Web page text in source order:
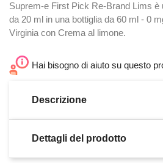
Suprem-e First Pick Re-Brand Lims è
da 20 ml in una bottiglia da 60 ml - 0
Virginia con Crema al limone.
Hai bisogno di aiuto su questo
Descrizione
Dettagli del prodotto